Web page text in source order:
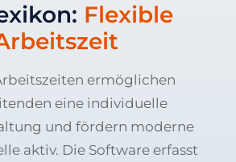
Flexible
ermöglichen
eine individuelle
und fördern moderne
aktiv. Die Software erfasst